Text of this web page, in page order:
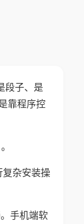
段子、是
靠程序控
复杂安装操
手机端软